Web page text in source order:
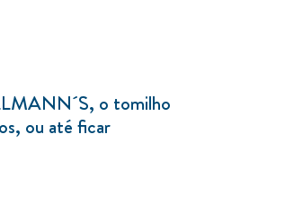
o tomilho
ou até ficar